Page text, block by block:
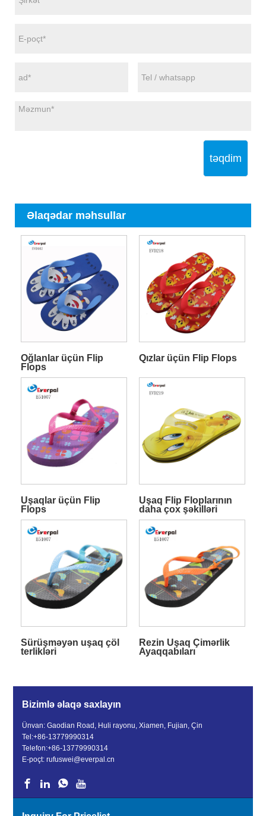
təqdim
Əlaqədar məhsullar
Oğlanlar üçün Flip
Flops
Qızlar üçün Flip Flops
Uşaqlar üçün Flip
Flops
Uşaq Flip Floplarının
daha çox şəkilləri
Sürüşməyən uşaq çöl
terlikləri
Rezin Uşaq Çimərlik
Ayaqqabıları
Bizimlə əlaqə saxlayın
Ünvan: Gaodian Road, Huli rayonu, Xiamen, Fujian, Çin
Tel:+86-13779990314
Telefon:+86-13779990314
E-poçt:rufuswei@everpal.cn